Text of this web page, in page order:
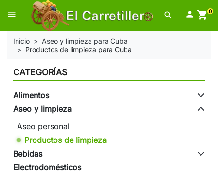
search
menu  shopping_cart0
Inicio
Aseo y limpieza para Cuba
Productos de limpieza para Cuba
CATEGORÍAS
Alimentos
Aseo y limpieza
Aseo personal
Productos de limpieza
Bebidas
Electrodomésticos